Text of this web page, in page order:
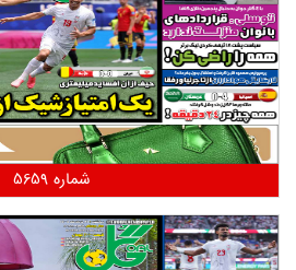
شماره 5659